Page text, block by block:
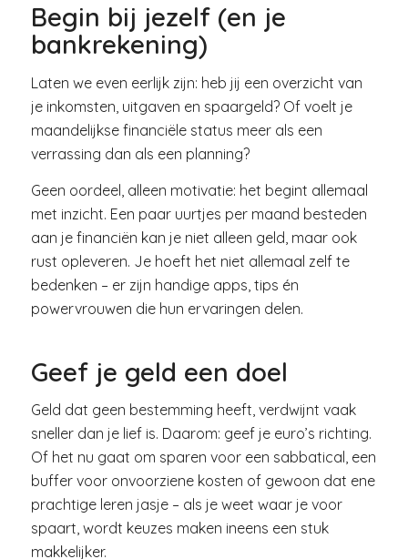
Begin bij jezelf (en je
bankrekening)
Laten we even eerlijk zijn: heb jij een overzicht van
je inkomsten, uitgaven en spaargeld? Of voelt je
maandelijkse financiële status meer als een
verrassing dan als een planning?
Geen oordeel, alleen motivatie: het begint allemaal
met inzicht. Een paar uurtjes per maand besteden
aan je financiën kan je niet alleen geld, maar ook
rust opleveren. Je hoeft het niet allemaal zelf te
bedenken – er zijn handige apps, tips én
powervrouwen die hun ervaringen delen.
Geef je geld een doel
Geld dat geen bestemming heeft, verdwijnt vaak
sneller dan je lief is. Daarom: geef je euro’s richting.
Of het nu gaat om sparen voor een sabbatical, een
buffer voor onvoorziene kosten of gewoon dat ene
prachtige leren jasje – als je weet waar je voor
spaart, wordt keuzes maken ineens een stuk
makkelijker.